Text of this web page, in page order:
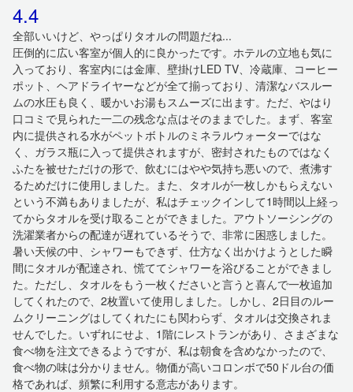
4.4
全部いいけど、やっぱりタオルの問題だね...
圧倒的に広い客室が個人的に良かったです。ホテルの立地も気に
入っており、客室内には金庫、壁掛けLED TV、冷蔵庫、コーヒー
ポット、ヘアドライヤーなどが全て揃っており、清潔なバスルー
ムの水圧も良く、暖かいお湯もスムーズに出ます。ただ、やはり
口コミで見られた一二の残念な点はそのままでした。まず、客室
内に提供される水がペットボトルのミネラルウォーターではな
く、ガラス瓶に入って提供されますが、密封されたものではなく
ふたを被せただけの形で、飲むにはやや気持ち悪いので、煮沸す
るためだけに使用しました。また、タオルが一枚しかもらえない
という不満もありましたが、私はチェックインして1時間以上経っ
てからタオルを受け取ることができました。アウトソーシングの
洗濯業者からの配達が遅れているそうで、非常に困惑しました。
暑い天候の中、シャワーもできず、仕方なく出かけようとした瞬
間にタオルが配達され、慌ててシャワーを浴びることができまし
た。ただし、タオルをもう一枚くださいと言うと喜んで一枚追加
してくれたので、2枚置いて使用しました。しかし、2日目のルー
ムクリーニングはしてくれたにも関わらず、タオルは交換されま
せんでした。いずれにせよ、1階にレストランがあり、さまざまな
食べ物を注文できるようですが、私は朝食を含めなかったので、
食べ物の味は分かりません。物価が高いコロンボで50ドル台の価
格であれば、頻繁に利用する意志があります。